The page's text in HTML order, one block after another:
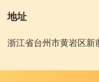
地址
浙江省台州市黄岩区新